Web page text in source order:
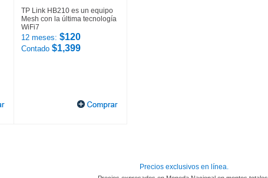
TP Link HB210 es un equipo
Mesh con la última tecnología
WiFi7
12 meses: $120
Contado $1,399
Precios exclusivos en línea.